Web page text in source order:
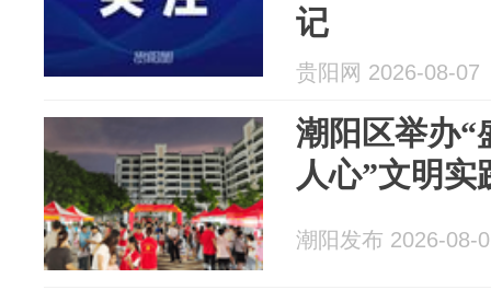
记
贵阳网 2026-08-07
潮阳区举办“
人心”文明实
潮阳发布 2026-08-